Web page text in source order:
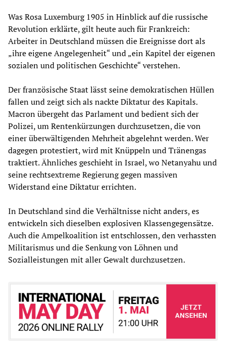
Was Rosa Luxemburg 1905 in Hinblick auf die russische
Revolution erklärte, gilt heute auch für Frankreich:
Arbeiter in Deutschland müssen die Ereignisse dort als
„ihre eigene Angelegenheit“ und „ein Kapitel der eigenen
sozialen und politischen Geschichte“ verstehen.
Der französische Staat lässt seine demokratischen Hüllen
fallen und zeigt sich als nackte Diktatur des Kapitals.
Macron übergeht das Parlament und bedient sich der
Polizei, um Rentenkürzungen durchzusetzen, die von
einer überwältigenden Mehrheit abgelehnt werden. Wer
dagegen protestiert, wird mit Knüppeln und Tränengas
traktiert. Ähnliches geschieht in Israel, wo Netanyahu und
seine rechtsextreme Regierung gegen massiven
Widerstand eine Diktatur errichten.
In Deutschland sind die Verhältnisse nicht anders, es
entwickeln sich dieselben explosiven Klassengegensätze.
Auch die Ampelkoalition ist entschlossen, den verhassten
Militarismus und die Senkung von Löhnen und
Sozialleistungen mit aller Gewalt durchzusetzen.